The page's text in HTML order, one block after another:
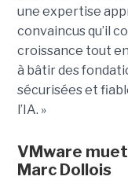
une expertise
convaincus qu’il
croissance tout
à bâtir des
sécurisées et
l’IA. »
VMware
Marc Dollois